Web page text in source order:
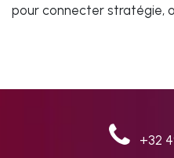
pour connecter stratégie,
+32